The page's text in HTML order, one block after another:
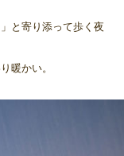
と寄り添って歩く夜
暖かい。